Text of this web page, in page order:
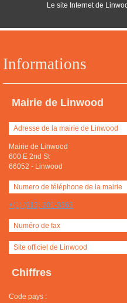
Informations
Mairie de Linwood
Adresse de la mairie de Linwood
Mairie de Linwood
600 E 2nd St
66052 - Linwood
Numero de téléphone de la mairie
+(1) (913) 301-3363
Numéro de fax
Site officiel de Linwood
Chiffres
Code pays :
Le site Internet de